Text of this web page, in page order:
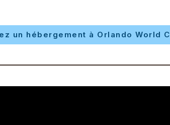
un hébergement à Orlando World